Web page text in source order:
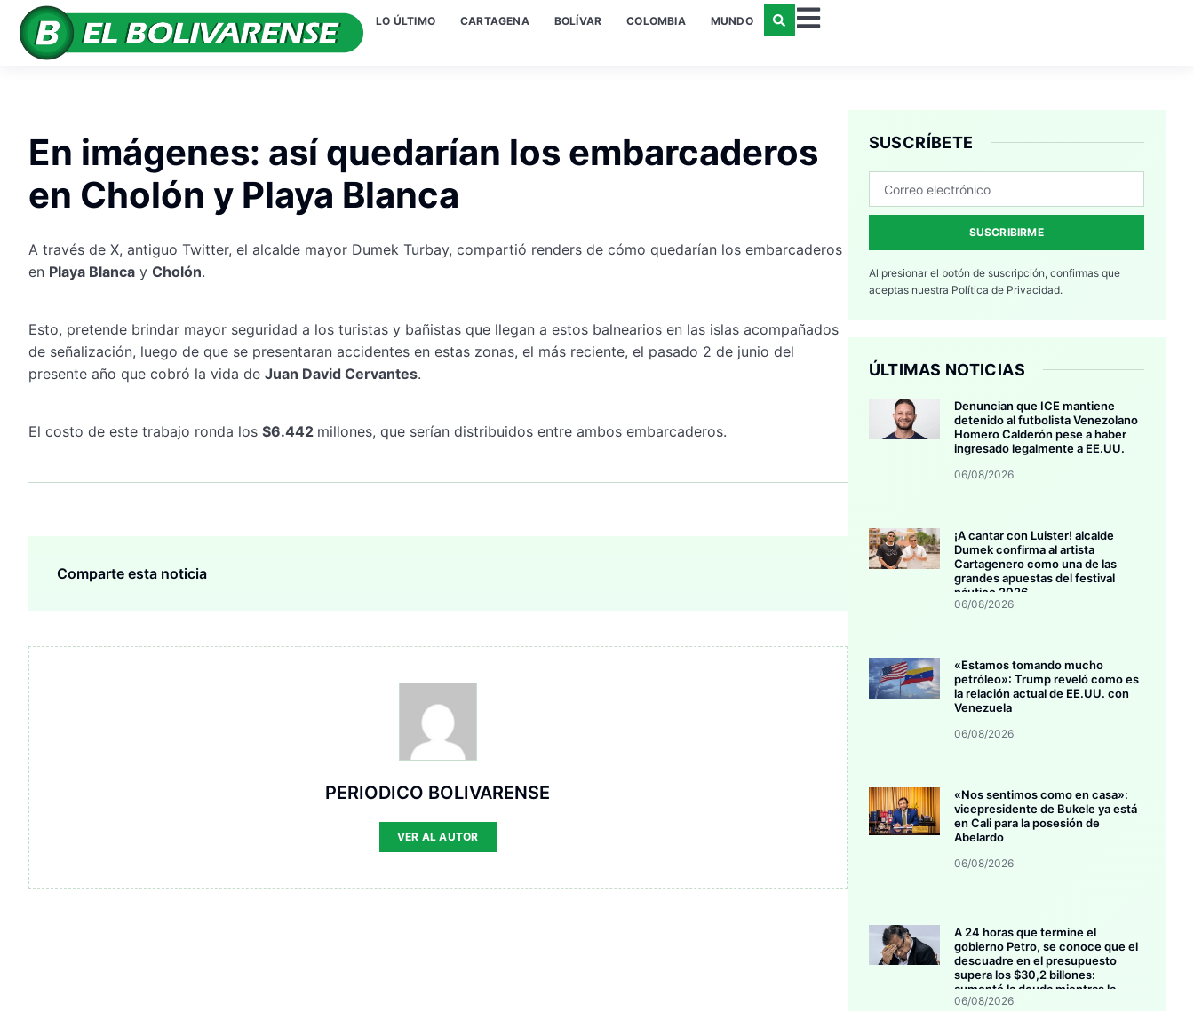
LO ÚLTIMO CARTAGENA BOLÍVAR COLOMBIA MUNDO
En imágenes: así quedarían los embarcaderos
en Cholón y Playa Blanca
A través de X, antiguo Twitter, el alcalde mayor Dumek Turbay, compartió renders de cómo quedarían los embarcaderos
en Playa Blanca y Cholón.
Esto, pretende brindar mayor seguridad a los turistas y bañistas que llegan a estos balnearios en las islas acompañados
de señalización, luego de que se presentaran accidentes en estas zonas, el más reciente, el pasado 2 de junio del
presente año que cobró la vida de Juan David Cervantes.
El costo de este trabajo ronda los $6.442 millones, que serían distribuidos entre ambos embarcaderos.
Comparte esta noticia
PERIODICO BOLIVARENSE
VER AL AUTOR
SUSCRÍBETE
SUSCRIBIRME
Al presionar el botón de suscripción, confirmas que
aceptas nuestra Política de Privacidad.
ÚLTIMAS NOTICIAS
Denuncian que ICE mantiene
detenido al futbolista Venezolano
Homero Calderón pese a haber
ingresado legalmente a EE.UU.
06/08/2026
¡A cantar con Luister! alcalde
Dumek confirma al artista
Cartagenero como una de las
grandes apuestas del festival
náutico 2026
06/08/2026
«Estamos tomando mucho
petróleo»: Trump reveló como es
la relación actual de EE.UU. con
Venezuela
06/08/2026
«Nos sentimos como en casa»:
vicepresidente de Bukele ya está
en Cali para la posesión de
Abelardo
06/08/2026
A 24 horas que termine el
gobierno Petro, se conoce que el
descuadre en el presupuesto
supera los $30,2 billones:
aumentó la deuda mientras la
inversión se estanca
06/08/2026